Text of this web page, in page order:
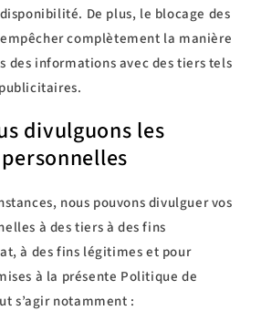
De plus, le blocage des
complètement la manière
des informations avec des tiers tels
divulguons les
nous pouvons divulguer vos
à des tiers à des fins
à des fins légitimes et pour
à la présente Politique de
s’agir notamment :